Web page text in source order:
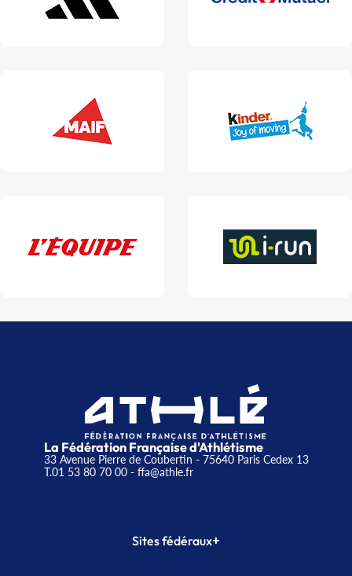
La Fédération Française d'Athlétisme
33 Avenue Pierre de Coubertin - 75640 Paris Cedex 13
T.01 53 80 70 00- ffa@athle.fr
Sites fédéraux+